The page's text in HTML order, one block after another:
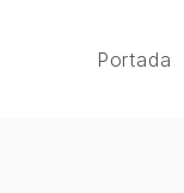
Portada